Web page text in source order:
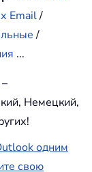
Email/
/
...
Немецкий,
одним
свою